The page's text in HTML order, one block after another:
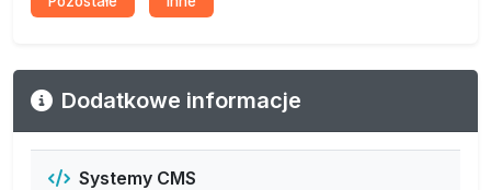
Dodatkowe informacje
Systemy CMS